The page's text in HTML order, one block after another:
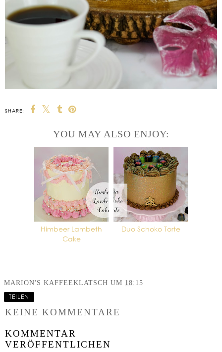
SHARE:
YOU MAY ALSO ENJOY:
Himbeer Lambeth
Cake
Duo Schoko Torte
MARION'S KAFFEEKLATSCH UM 18:15
TEILEN
KEINE KOMMENTARE
KOMMENTAR
VERÖFFENTLICHEN